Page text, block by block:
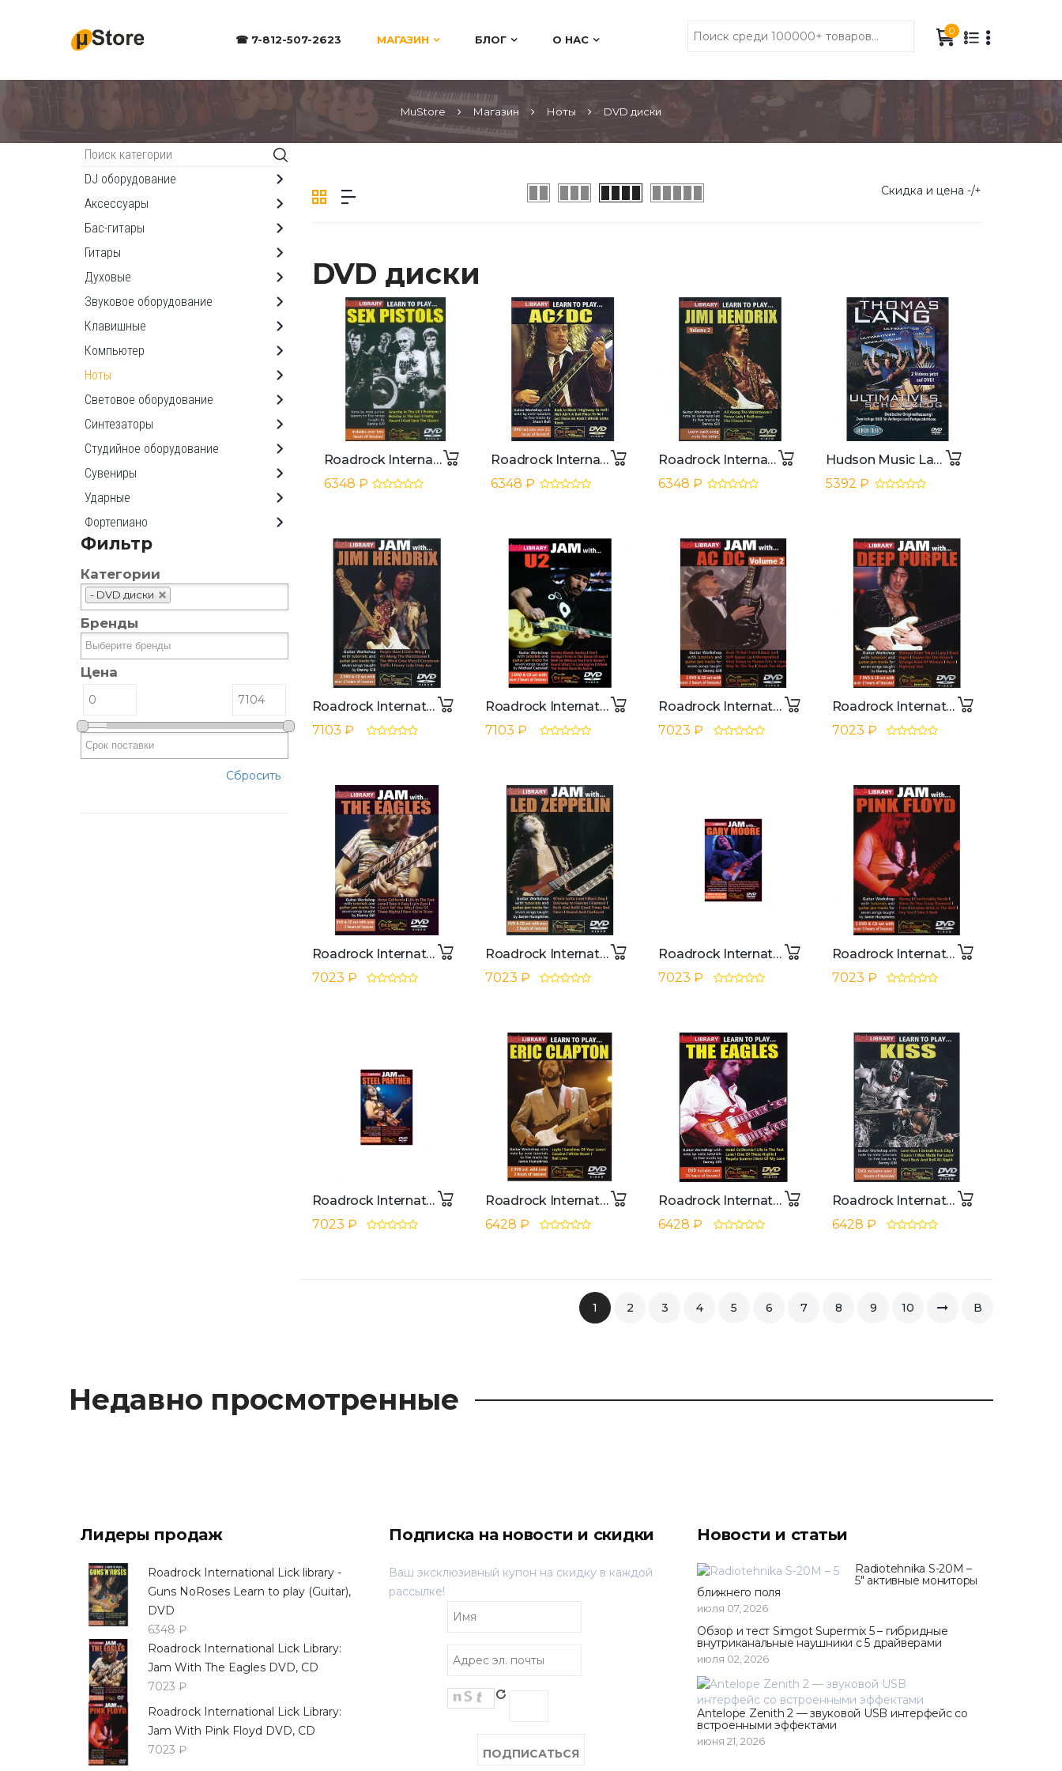
☎ 7-812-507-2623 МАГАЗИН БЛОГ О НАС
0
MuStore Магазин Ноты DVD диски
Каталог
DJ оборудование
Аксессуары
Бас-гитары
Гитары
Духовые
Звуковое оборудование
Клавишные
Компьютер
Ноты
Световое оборудование
Синтезаторы
Студийное оборудование
Сувениры
Ударные
Фортепиано
Фильтр
Категории
- DVD диски
Бренды
Цена
Сбросить
Скидка и цена -/+
DVD диски
Roadrock International Lick Library: Learn To Play Sex Pistols DVD
6348 ₽
Roadrock International Lick library - AC/DC Learn to play (Guitar), DVD
6348 ₽
Roadrock International Lick Library: Learn To Play Jimi Hendrix 2 DVD
6348 ₽
Hudson Music Lang - Ultimatives Schlagzeug DVD, DEUTSCH
5392 ₽
Roadrock International Lick Library: Jam With Jimi Hendrix DVD, CD
7103 ₽
Roadrock International Lick Library: Jam With U2 DVD, CD
7103 ₽
Roadrock International Lick Library: Jam With AC/DC 2 DVD, CD
7023 ₽
Roadrock International Lick Library: Jam With Deep Purple DVD, CD
7023 ₽
Roadrock International Lick Library: Jam With The Eagles DVD, CD
7023 ₽
Roadrock International Lick Library: Jam With Led Zeppelin DVD, CD
7023 ₽
Roadrock International Lick Library: Jam With Gary Moore DVD, CD
7023 ₽
Roadrock International Lick Library: Jam With Pink Floyd DVD, CD
7023 ₽
Roadrock International Lick Library: Jam With Steel Panther DVD, CD
7023 ₽
Roadrock International Lick Library: Learn To Play Eric Clapton DVD
6428 ₽
Roadrock International Lick Library: Learn To Play The Eagles DVD
6428 ₽
Roadrock International Lick Library: Learn To Play Kiss DVD
6428 ₽
1 2 3 4 5 6 7 8 9 10 В
Недавно просмотренные
Лидеры продаж
Roadrock International Lick library -
Guns NoRoses Learn to play (Guitar),
DVD
6348 ₽
Roadrock International Lick Library:
Jam With The Eagles DVD, CD
7023 ₽
Roadrock International Lick Library:
Jam With Pink Floyd DVD, CD
7023 ₽
Подписка на новости и скидки
Ваш эксклюзивный купон на скидку в каждой
рассылке!
Новости и статьи
Radiotehnika S-20M –
5" активные мониторы
ближнего поля
июля 07, 2026
Обзор и тест Simgot Supermix 5 – гибридные
внутриканальные наушники с 5 драйверами
июля 02, 2026
Antelope Zenith 2 — звуковой USB интерфейс со
встроенными эффектами
июня 21, 2026